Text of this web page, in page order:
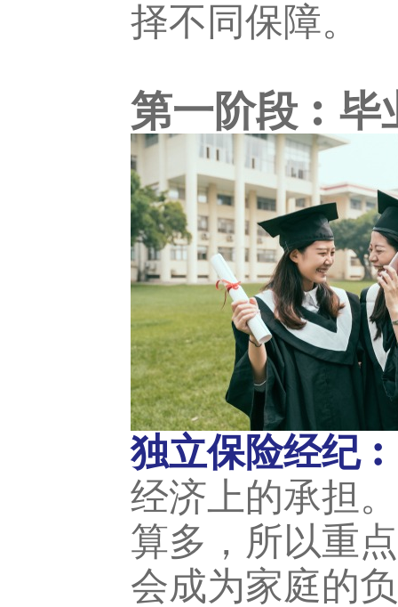
择不同保障。
第一阶段︰毕
独立保险经纪︰
经济上的承担
算多，所以重
会成为家庭的